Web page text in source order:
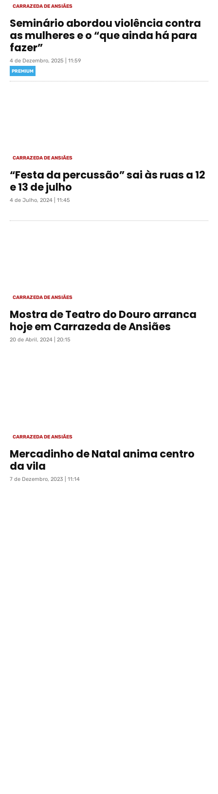
CARRAZEDA DE ANSIÃES
Seminário abordou violência contra
as mulheres e o “que ainda há para
fazer”
4 de Dezembro, 2025 | 11:59
CARRAZEDA DE ANSIÃES
PREMIUM
“Festa da percussão” sai às ruas a 12
e 13 de julho
4 de Julho, 2024 | 11:45
CARRAZEDA DE ANSIÃES
Mostra de Teatro do Douro arranca
hoje em Carrazeda de Ansiães
20 de Abril, 2024 | 20:15
CARRAZEDA DE ANSIÃES
Mercadinho de Natal anima centro
da vila
7 de Dezembro, 2023 | 11:14